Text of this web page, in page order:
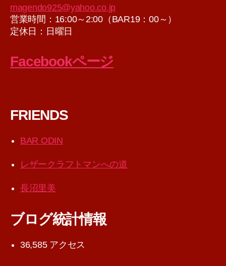
magendo925@yahoo.co.jp
営業時間：16:00～2:00（BAR19：00～）
定休日：日曜日
Facebookページ
FRIENDS
BAR ODIN
レザークラフトマンへの道
長沼里美
ブログ統計情報
36,585 アクセス